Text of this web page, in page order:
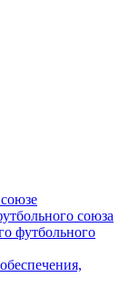
союза
футбольного